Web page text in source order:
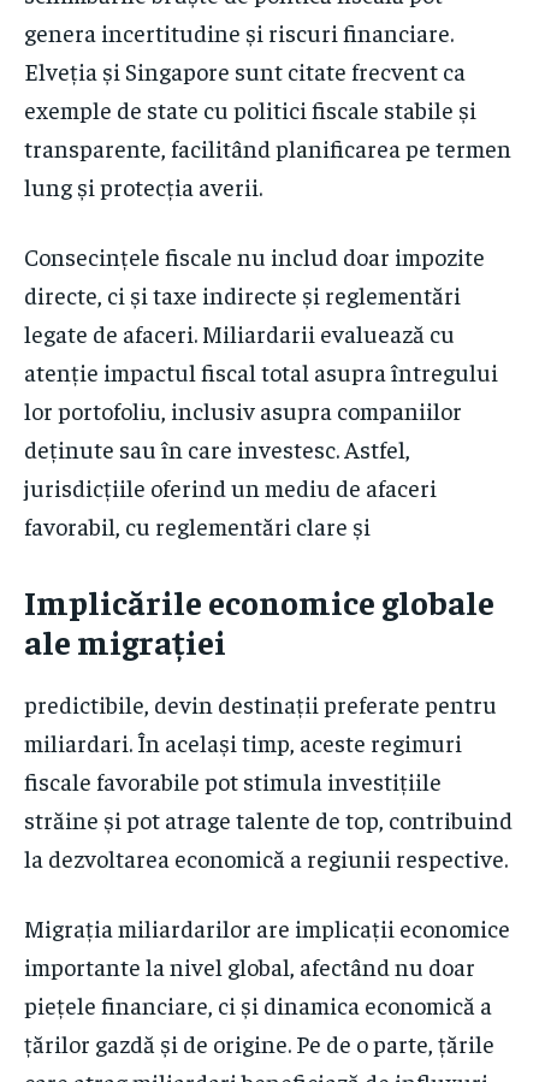
genera incertitudine și riscuri financiare.
Elveția și Singapore sunt citate frecvent ca
exemple de state cu politici fiscale stabile și
transparente, facilitând planificarea pe termen
lung și protecția averii.
Consecințele fiscale nu includ doar impozite
directe, ci și taxe indirecte și reglementări
legate de afaceri. Miliardarii evaluează cu
atenție impactul fiscal total asupra întregului
lor portofoliu, inclusiv asupra companiilor
deținute sau în care investesc. Astfel,
jurisdicțiile oferind un mediu de afaceri
favorabil, cu reglementări clare și
Implicările economice globale
ale migrației
predictibile, devin destinații preferate pentru
miliardari. În același timp, aceste regimuri
fiscale favorabile pot stimula investițiile
străine și pot atrage talente de top, contribuind
la dezvoltarea economică a regiunii respective.
Migrația miliardarilor are implicații economice
importante la nivel global, afectând nu doar
piețele financiare, ci și dinamica economică a
țărilor gazdă și de origine. Pe de o parte, țările